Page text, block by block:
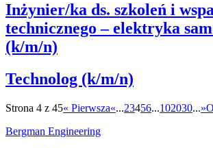
Inżynier/ka ds. szkoleń i
technicznego – elektryka
(k/m/n)
Technolog (k/m/n)
Strona 4 z 45« Pierwsza«...23456...102030...»
Bergman Engineering